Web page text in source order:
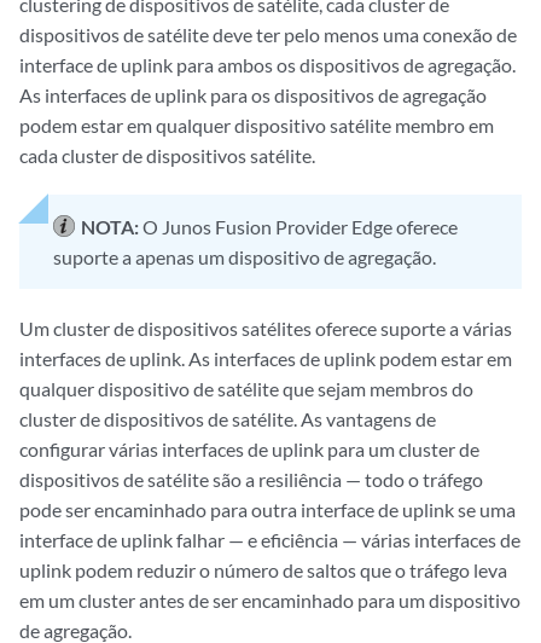
dispositivos de satélite deve ter pelo menos uma conexão de
interface de uplink para ambos os dispositivos de agregação.
As interfaces de uplink para os dispositivos de agregação
podem estar em qualquer dispositivo satélite membro em
cada cluster de dispositivos satélite.
NOTA:O Junos Fusion Provider Edge oferece
suporte a apenas um dispositivo de agregação.
Um cluster de dispositivos satélites oferece suporte a várias
interfaces de uplink. As interfaces de uplink podem estar em
qualquer dispositivo de satélite que sejam membros do
cluster de dispositivos de satélite. As vantagens de
configurar várias interfaces de uplink para um cluster de
dispositivos de satélite são a resiliência — todo o tráfego
pode ser encaminhado para outra interface de uplink se uma
interface de uplink falhar — e eficiência — várias interfaces de
uplink podem reduzir o número de saltos que o tráfego leva
em um cluster antes de ser encaminhado para um dispositivo
de agregação.